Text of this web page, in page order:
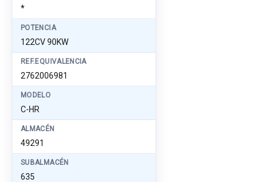
*
POTENCIA
122CV 90KW
REF.EQUIVALENCIA
2762006981
MODELO
C-HR
ALMACÉN
49291
SUBALMACÉN
635